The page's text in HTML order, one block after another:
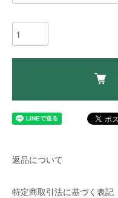
返品について
特定商取引法に基づく表記